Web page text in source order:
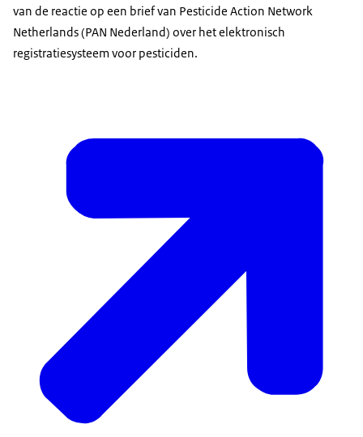
van de reactie op een brief van Pesticide Action Network
Netherlands (PAN Nederland) over het elektronisch
registratiesysteem voor pesticiden.